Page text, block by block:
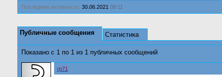
Последняя активность: 30.06.2021 09:11
Публичные сообщения Статистика
Показано с 1 по 1 из 1 публичных сообщений
rp71